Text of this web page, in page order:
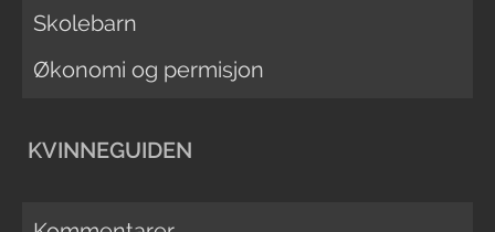
Skolebarn
Økonomi og permisjon
KVINNEGUIDEN